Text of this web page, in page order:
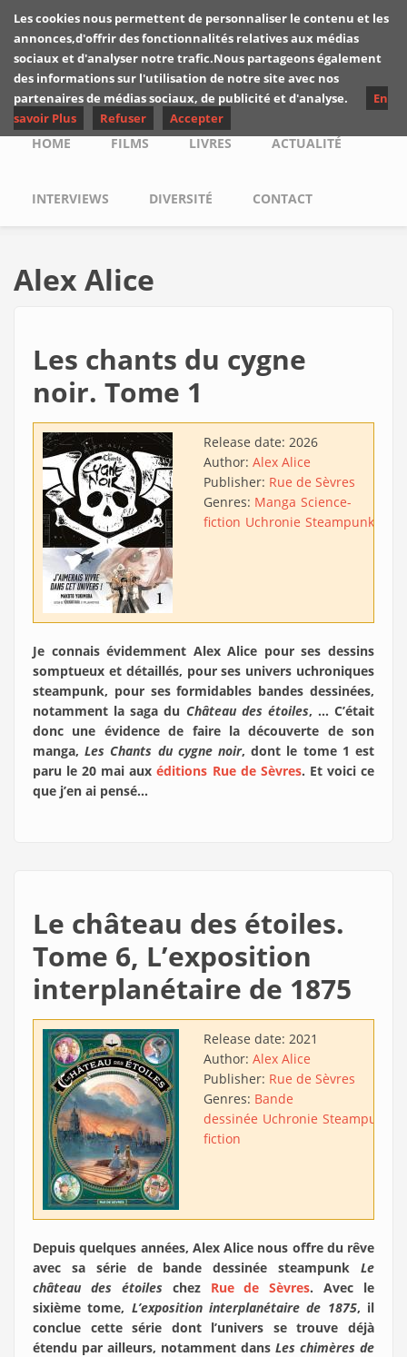
Skip to main content
Les critiques de
Yuyine
Main menu
HOME FILMS LIVRES ACTUALITÉ
INTERVIEWS DIVERSITÉ CONTACT
Alex Alice
Les chants du cygne
noir. Tome 1
Release date: 2026
Author: Alex Alice
Publisher: Rue de Sèvres
Genres: Manga Science-
fiction Uchronie Steampunk
Je connais évidemment Alex Alice pour ses dessins
somptueux et détaillés, pour ses univers uchroniques
steampunk, pour ses formidables bandes dessinées,
notamment la saga du Château des étoiles, … C’était
donc une évidence de faire la découverte de son
manga,Les Chants du cygne noir, dont le tome 1 est
paru le 20 mai auxéditions Rue de Sèvres. Et voici ce
que j’en ai pensé…
Le château des étoiles.
Tome 6, L’exposition
interplanétaire de 1875
Release date: 2021
Author: Alex Alice
Publisher: Rue de Sèvres
Genres: Bande
dessinée Uchronie Steampunk
fiction
Depuis quelques années, Alex Alice nous offre du rêve
avec sa série de bande dessinée steampunk Le
château des étoiles chez Rue de Sèvres. Avec le
sixième tome, L’exposition interplanétaire de 1875, il
conclue cette série dont l’univers se trouve déjà
étendu par ailleurs, notamment dans Les chimères de
Les cookies nous permettent de personnaliser le contenu et les
annonces,d'offrir des fonctionnalités relatives aux médias
sociaux et d'analyser notre trafic.Nous partageons également
des informations sur l'utilisation de notre site avec nos
partenaires de médias sociaux, de publicité et d'analyse.
En
savoir Plus
Refuser Accepter